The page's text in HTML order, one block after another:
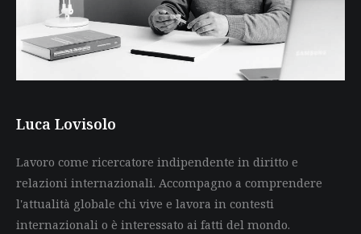
Luca Lovisolo
Lavoro come ricercatore indipendente in diritto e
relazioni internazionali. Accompagno a comprendere
l'attualità globale chi vive e lavora in contesti
internazionali o è interessato ai fatti del mondo.